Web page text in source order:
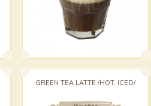
GREEN TEA LATTE /HOT, ICED/